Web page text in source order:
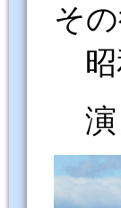
そ
昭
演